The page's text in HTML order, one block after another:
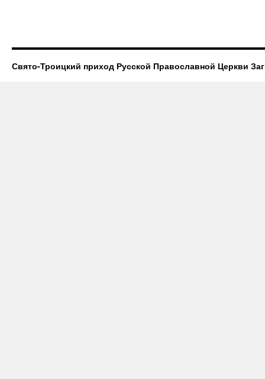
Свято-Троицкий приход Русской Православной Церкви